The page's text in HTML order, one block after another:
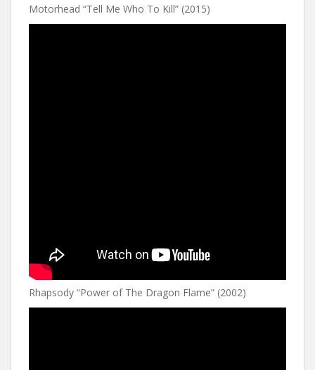
Motorhead “Tell Me Who To Kill” (2015)
Rhapsody “Power of The Dragon Flame” (2002)